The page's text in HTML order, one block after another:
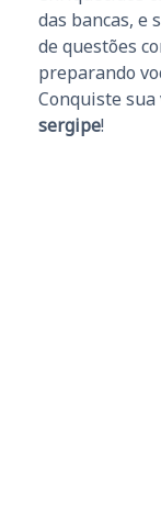
das bancas, e
de questões
preparando
Conquiste sua
sergipe!